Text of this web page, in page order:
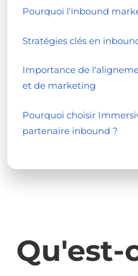
Pourquoi l'inbound
Stratégies clés en
Importance de
et de marketing
Pourquoi choisir
partenaire inbound ?
Qu'est-